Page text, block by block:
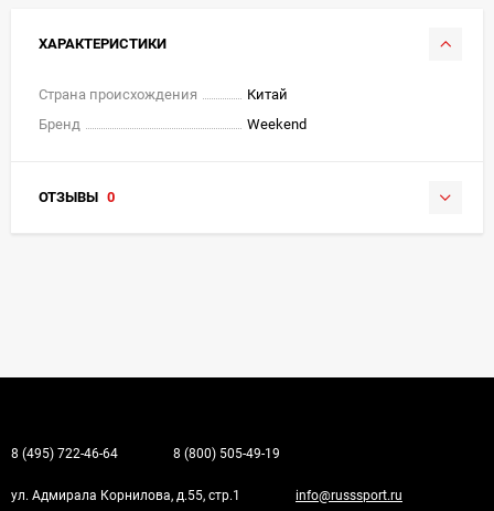
ХАРАКТЕРИСТИКИ
Страна происхождения
Китай
Бренд
Weekend
ОТЗЫВЫ 0
8 (495) 722-46-64 8 (800) 505-49-19
ул. Адмирала Корнилова, д.55, стр.1 info@russsport.ru